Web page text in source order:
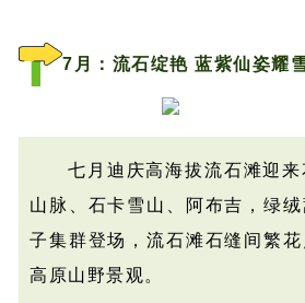
7月：流石绽艳 蓝紫仙姿耀
七月迪庆高海拔流石滩迎
山脉、石卡雪山、阿布吉，绿
子集群登场，流石滩石缝间繁
高原山野景观。